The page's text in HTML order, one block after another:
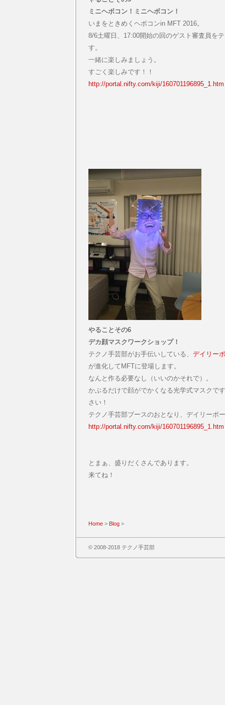
ミニヘボコン！ミニヘボコン！
いまをときめくヘボコンin MFT 2016。
8/6土曜日、17:00開始の回のゲスト審査員を
す。
一緒に楽しみましょう。
すごく楽しみです！！
http://portal.nifty.com/kiji/160701196895_1.htm
やることその6
デカ顔マスクワークショップ！
テクノ手芸部がお手伝いしている、 デイリー
が進化してMFTに登場します。
なんと作る必要なし（いいのかそれで）。
かぶるだけで顔がでかくなる光学式マスクで
さい！
テクノ手芸部ブースのおとなり、デイリーポ
http://portal.nifty.com/kiji/160701196895_1.htm
とまぁ、盛りだくさんであります。
来てね！
Home > Blog >
© 2008-2018 テクノ手芸部